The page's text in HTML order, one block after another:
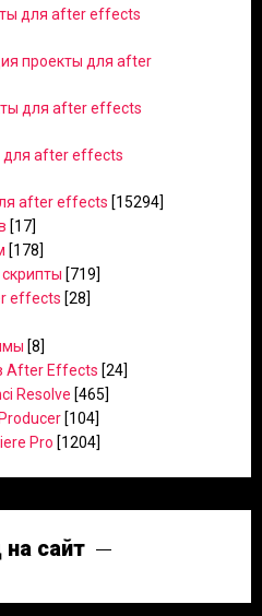
для after effects
проекты для after
для after effects
after effects
after effects [15294]
[17]
[178]
[719]
effects [28]
[8]
After Effects [24]
Resolve [465]
[104]
Pro [1204]
на сайт